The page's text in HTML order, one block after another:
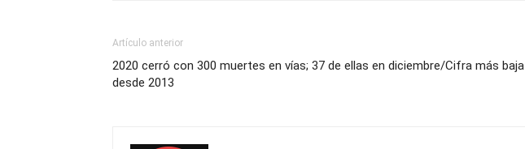
Artículo anterior
2020 cerró con 300 muertes en vías; 37 de ellas en diciembre/Cifra más baja
desde 2013